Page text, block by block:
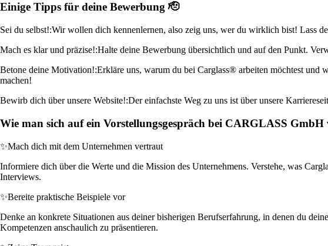
Einige Tipps für deine Bewerbung 🫡
Sei du selbst!:Wir wollen dich kennenlernen, also zeig uns, wer du wirklich bist! Lass
Mach es klar und präzise!:Halte deine Bewerbung übersichtlich und auf den Punkt.
Betone deine Motivation!:Erkläre uns, warum du bei Carglass® arbeiten möchtest
machen!
Bewirb dich über unsere Website!:Der einfachste Weg zu uns ist über unsere
Wie man sich auf ein Vorstellungsgespräch bei CARGLASS GmbH
✨Mach dich mit dem Unternehmen vertraut
Informiere dich über die Werte und die Mission des Unternehmens. Verstehe, was
Interviews.
✨Bereite praktische Beispiele vor
Denke an konkrete Situationen aus deiner bisherigen Berufserfahrung, in denen du
Kompetenzen anschaulich zu präsentieren.